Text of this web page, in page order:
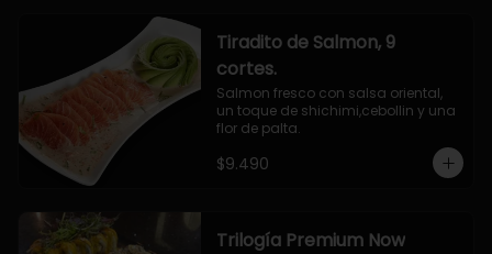
Tiradito de Salmon, 9
cortes.
Salmon fresco con salsa oriental,
un toque de shichimi,cebollin y una
flor de palta.
$9.490
Trilogía Premium Now